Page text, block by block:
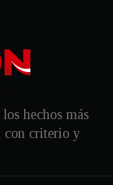
hechos más
con criterio y